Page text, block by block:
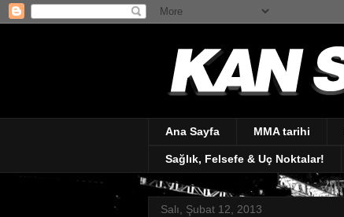
Ana Sayfa MMA tarihi
Sağlık, Felsefe & Uç Noktalar!
Salı, Şubat 12, 2013